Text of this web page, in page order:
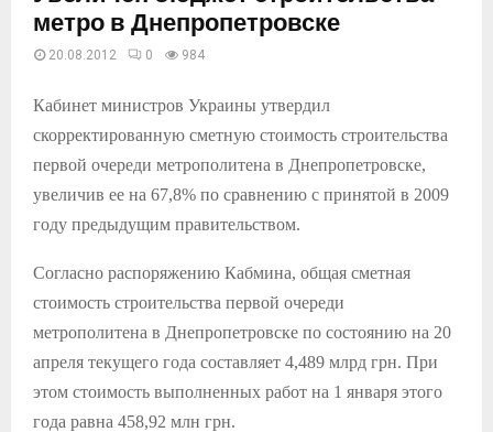
метро в Днепропетровске
20.08.2012 0 984
Кабинет министров Украины утвердил
скорректированную сметную стоимость строительства
первой очереди метрополитена в Днепропетровске,
увеличив ее на 67,8% по сравнению с принятой в 2009
году предыдущим правительством.
Согласно распоряжению Кабмина, общая сметная
стоимость строительства первой очереди
метрополитена в Днепропетровске по состоянию на 20
апреля текущего года составляет 4,489 млрд грн. При
этом стоимость выполненных работ на 1 января этого
года равна 458,92 млн грн.